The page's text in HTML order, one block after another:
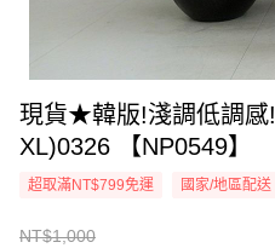
現貨★韓版!淺調低調感
XL)0326 【NP0549】
超取滿NT$799免運 國家/地區配送
NT$1,000